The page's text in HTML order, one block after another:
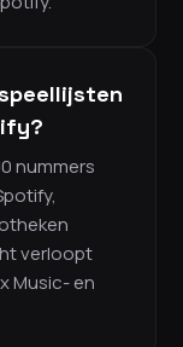
nummers
verloopt
Music- en